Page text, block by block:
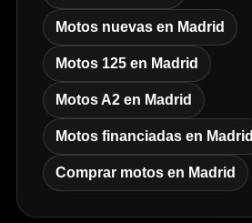
Motos nuevas en Madrid
Motos 125 en Madrid
Motos A2 en Madrid
Motos financiadas en Madrid
Comprar motos en Madrid